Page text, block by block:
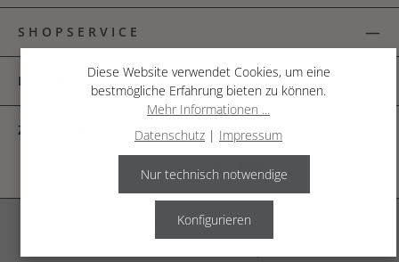
SHOPSERVICE
INFORMATIONEN
ZAHLUNGSARTEN
Alle Preise inkl. gesetzl. Mehrwertsteuer zzgl.
Diese Website verwendet Cookies, um eine
bestmögliche Erfahrung bieten zu können.
Mehr Informationen ...
Datenschutz | Impressum
Nur technisch notwendige
Konfigurieren